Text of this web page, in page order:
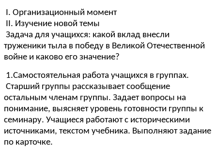
I. Организационный момент
II. Изучение новой темы
Задача для учащихся: какой вклад внесли
труженики тыла в победу в Великой Отечественной
войне и каково его значение?
1.Самостоятельная работа учащихся в группах.
Старший группы рассказывает сообщение
остальным членам группы. Задает вопросы на
понимание, выясняет уровень готовности группы к
семинару. Учащиеся работают с историческими
источниками, текстом учебника. Выполняют задание
по карточке.